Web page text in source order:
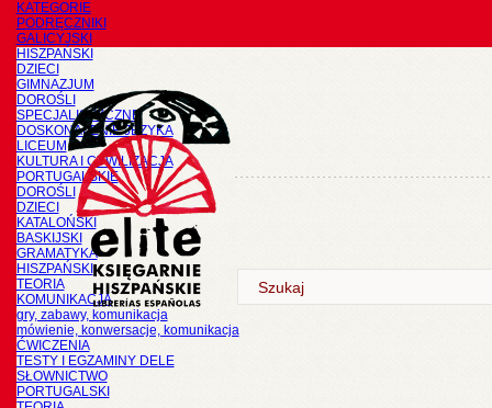
KATEGORIE
PODRĘCZNIKI
GALICYJSKI
HISZPAŃSKI
DZIECI
GIMNAZJUM
DOROŚLI
SPECJALISTYCZNE
DOSKONALENIE JĘZYKA
LICEUM
KULTURA I CYWILIZACJA
PORTUGALSKIE
DOROŚLI
DZIECI
KATALOŃSKI
BASKIJSKI
GRAMATYKA
HISZPAŃSKI
TEORIA
KOMUNIKACJA
gry, zabawy, komunikacja
mówienie, konwersacje, komunikacja
ĆWICZENIA
TESTY I EGZAMINY DELE
SŁOWNICTWO
PORTUGALSKI